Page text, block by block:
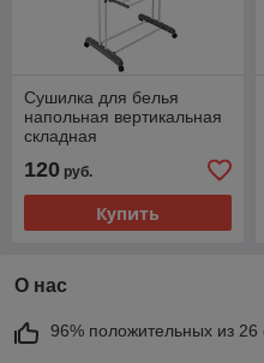
Сушилка для белья
напольная вертикальная
складная
120 руб.
Купить
О нас
96% положительных из 26